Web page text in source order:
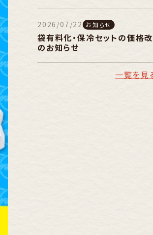
2026/07/22 お知らせ
袋有料化・保冷セットの価格
のお知らせ
一覧を見